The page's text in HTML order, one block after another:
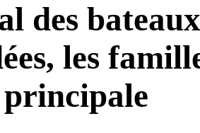
des
les